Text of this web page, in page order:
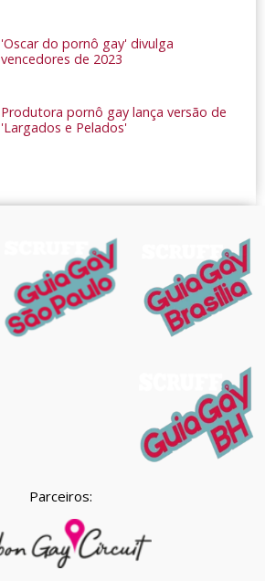
'Oscar do pornô gay' divulga
vencedores de 2023
Produtora pornô gay lança versão de
'Largados e Pelados'
Parceiros: